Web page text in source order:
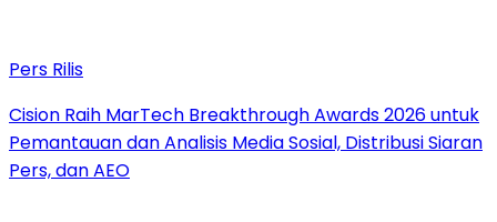
Pers Rilis
Cision Raih MarTech Breakthrough Awards 2026 untuk
Pemantauan dan Analisis Media Sosial, Distribusi Siaran
Pers, dan AEO